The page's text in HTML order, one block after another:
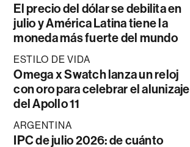
El precio del dólar se debilita en
julio y América Latina tiene la
moneda más fuerte del mundo
ESTILO DE VIDA
Omega x Swatch lanza un reloj
con oro para celebrar el alunizaje
del Apollo 11
ARGENTINA
IPC de julio 2026: de cuánto